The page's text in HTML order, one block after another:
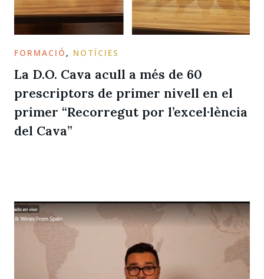
FORMACIÓ , NOTÍCIES
La D.O. Cava acull a més de 60
prescriptors de primer nivell en el
primer “Recorregut por l’excel·lència
del Cava”